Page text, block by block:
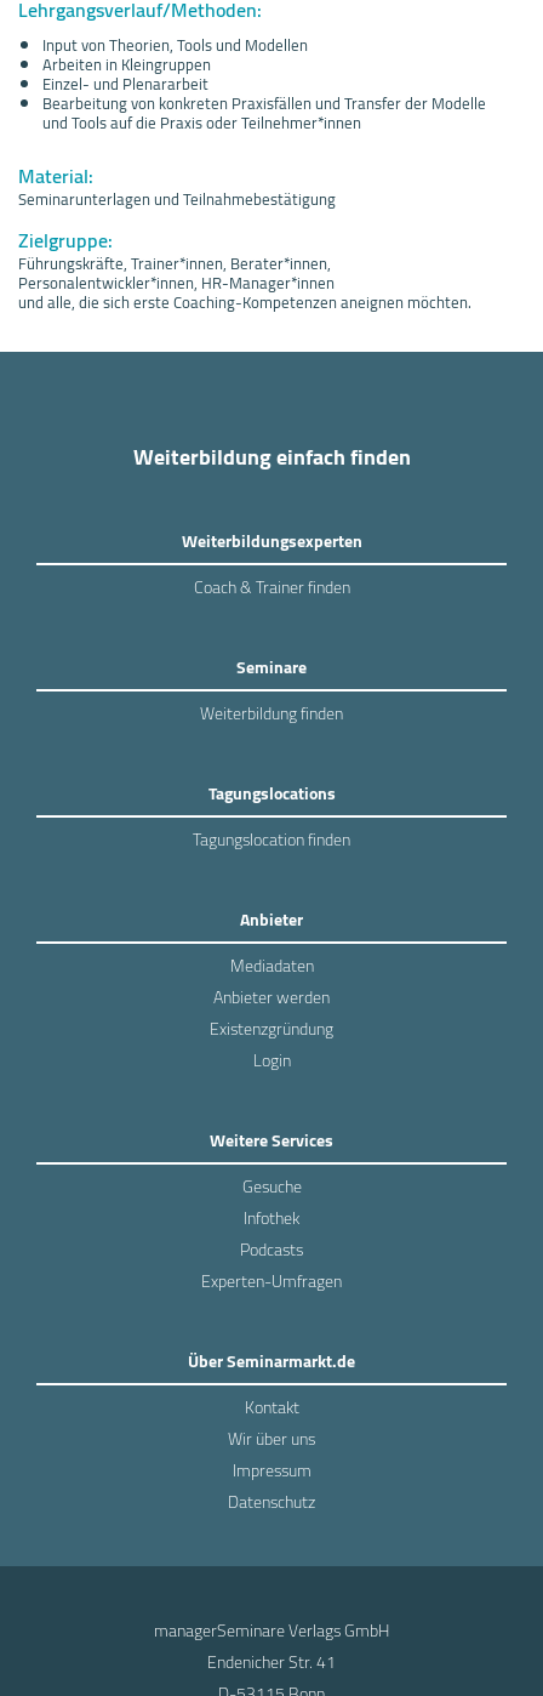
Lehrgangsverlauf/Methoden:
Input von Theorien, Tools und Modellen
Arbeiten in Kleingruppen
Einzel- und Plenararbeit
Bearbeitung von konkreten Praxisfällen und Transfer der Modelle
und Tools auf die Praxis oder Teilnehmer*innen
Material:
Seminarunterlagen und Teilnahmebestätigung
Zielgruppe:
Führungskräfte, Trainer*innen, Berater*innen,
Personalentwickler*innen, HR-Manager*innen
und alle, die sich erste Coaching-Kompetenzen aneignen möchten.
Weiterbildung einfach finden
Weiterbildungsexperten
Coach & Trainer finden
Seminare
Weiterbildung finden
Tagungslocations
Tagungslocation finden
Anbieter
Mediadaten
Anbieter werden
Existenzgründung
Login
Weitere Services
Gesuche
Infothek
Podcasts
Experten-Umfragen
Über Seminarmarkt.de
Kontakt
Wir über uns
Impressum
Datenschutz
managerSeminare Verlags GmbH
Endenicher Str. 41